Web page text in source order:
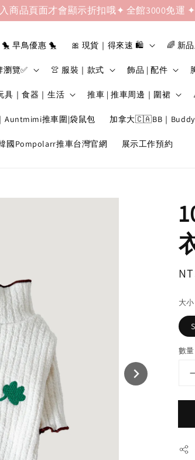
商品頁面才會顯示折扣哦✦ 全館3000免運
🐤 早鳥優惠 🐤 🎀 現貨｜得來速 🛍️ 🌈 新
瀏覽✅ 👚 服裝｜款式 飾品 | 配件
具｜食器｜生活 推車 | 推車周邊｜圍裙
Auntmimi推車圍|袋鼠包 加拿大🇨🇦BB｜
國Pompolarr推車台灣官網 展示工作預約
大小
數量